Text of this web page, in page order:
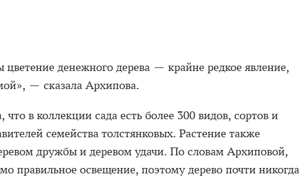
цветение денежного дерева — крайне редкое явление,
— сказала Архипова.
что в коллекции сада есть более 300 видов, сортов и
семейства толстянковых. Растение также
дружбы и деревом удачи. По словам Архиповой,
правильное освещение, поэтому дерево почти никогда